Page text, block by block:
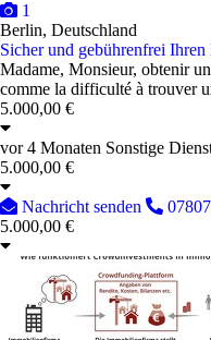
1
Berlin, Deutschland
Sicher und gebührenfrei
Madame, Monsieur, obtenir
comme la difficulté à trouver
5.000,00 €
vor 4 Monaten Sonstige
5.000,00 €
Nachricht senden
5.000,00 €